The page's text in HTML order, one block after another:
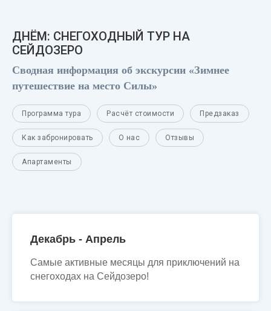
ДНЁМ: СНЕГОХОДНЫЙ ТУР НА
СЕЙДОЗЕРО
Сводная информация об экскурсии «Зимнее
путешествие на место Силы»
Программа тура Расчёт стоимости Предзаказ
Как забронировать О нас Отзывы
Апартаменты
Декабрь - Апрель
Самые активные месяцы для приключений на
снегоходах на Сейдозеро!